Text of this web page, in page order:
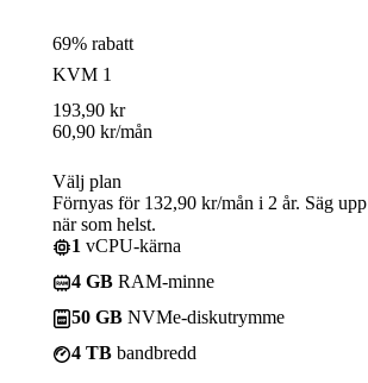
69% rabatt
KVM 1
193,90 kr
60,90 kr/mån
Välj plan
Förnyas för 132,90 kr/mån i 2 år. Säg upp
när som helst.
1 vCPU-kärna
4 GB RAM-minne
50 GB NVMe-diskutrymme
4 TB bandbredd